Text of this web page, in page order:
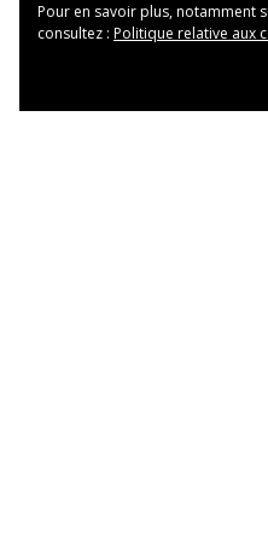
Pour en savoir plus, notamment
consultez : Politique relative aux